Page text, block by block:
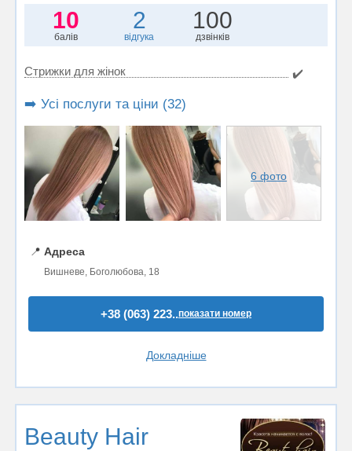
10
балів
2
відгука
100
дзвінків
Стрижки для жінок ✔️
➡️ Усі послуги та ціни (32)
6 фото
📍 Адреса
Вишневе, Боголюбова, 18
+38 (063) 223..показати номер
Докладніше
Beauty Hair